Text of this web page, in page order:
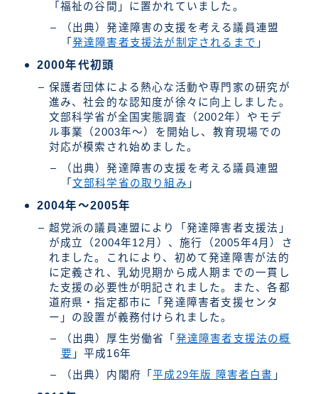
「福祉の谷間」に置かれていました。
（出典）発達障害の支援を考える議員連盟
「 発達障害者支援法が制定されるまで 」
2000年代初頭
保護者団体による熱心な活動や専門家の研究が
進み、社会的な認知度が徐々に向上しました。
文部科学省が全国実態調査（2002年）やモデ
ル事業（2003年〜）を開始し、教育現場での
対応が模索され始めました。
（出典）発達障害の支援を考える議員連盟
「 文部科学省の取り組み 」
2004年〜2005年
超党派の議員連盟により「発達障害者支援法」
が成立（2004年12月）、施行（2005年4月）さ
れました。これにより、初めて発達障害が法的
に定義され、乳幼児期から成人期までの一貫し
た支援の必要性が明記されました。また、各都
道府県・指定都市に「発達障害者支援センタ
ー」の設置が義務付けられました。
（出典）厚生労働省「 発達障害者支援法の概
要 」平成16年
（出典）内閣府「平成29年版 障害者白書 」